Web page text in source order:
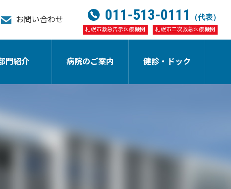
お問い合わせ 011-513-0111 （代表）
札幌市救急告示医療機関 札幌市二次救急医療機関
門紹介 病院のご案内 健診・ドック